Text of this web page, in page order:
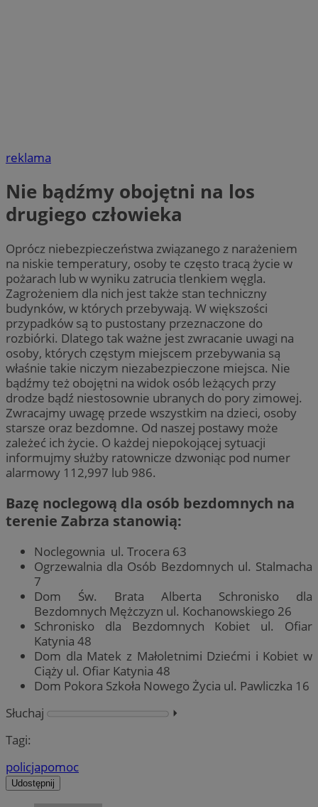
reklama
Nie bądźmy obojętni na los
drugiego człowieka
Oprócz niebezpieczeństwa związanego z narażeniem
na niskie temperatury, osoby te często tracą życie w
pożarach lub w wyniku zatrucia tlenkiem węgla.
Zagrożeniem dla nich jest także stan techniczny
budynków, w których przebywają. W większości
przypadków są to pustostany przeznaczone do
rozbiórki. Dlatego tak ważne jest zwracanie uwagi na
osoby, których częstym miejscem przebywania są
właśnie takie niczym niezabezpieczone miejsca. Nie
bądźmy też obojętni na widok osób leżących przy
drodze bądź niestosownie ubranych do pory zimowej.
Zwracajmy uwagę przede wszystkim na dzieci, osoby
starsze oraz bezdomne. Od naszej postawy może
zależeć ich życie. O każdej niepokojącej sytuacji
informujmy służby ratownicze dzwoniąc pod numer
alarmowy 112,997 lub 986.
Bazę noclegową dla osób bezdomnych na
terenie Zabrza stanowią:
Noclegownia ul. Trocera 63
Ogrzewalnia dla Osób Bezdomnych ul. Stalmacha
7
Dom Św. Brata Alberta Schronisko dla
Bezdomnych Mężczyzn ul. Kochanowskiego 26
Schronisko dla Bezdomnych Kobiet ul. Ofiar
Katynia 48
Dom dla Matek z Małoletnimi Dziećmi i Kobiet w
Ciąży ul. Ofiar Katynia 48
Dom Pokora Szkoła Nowego Życia ul. Pawliczka 16
Słuchaj
⏵︎
Tagi:
policjapomoc
Udostępnij